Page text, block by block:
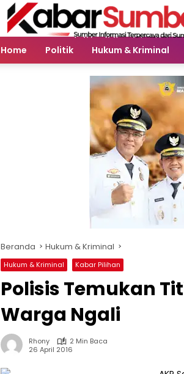
Home
Politik Hukum & Kriminal
Beranda Hukum & Kriminal
Hukum & Kriminal Kabar Pilihan
Polisis Temukan
Warga Ngali
Rhony
2 Min Baca
26 April 2016